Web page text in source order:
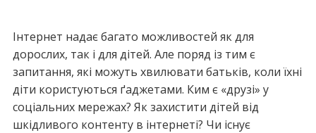
Інтернет надає багато можливостей як для
дорослих, так і для дітей. Але поряд із тим є
запитання, які можуть хвилювати батьків, коли їхні
діти користуються ґаджетами. Ким є «друзі» у
соціальних мережах? Як захистити дітей від
шкідливого контенту в інтернеті? Чи існує